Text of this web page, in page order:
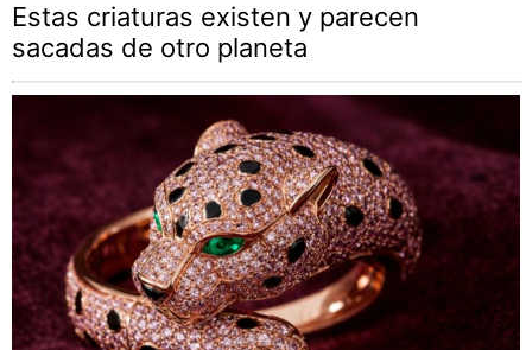
Estas criaturas existen y parecen
sacadas de otro planeta